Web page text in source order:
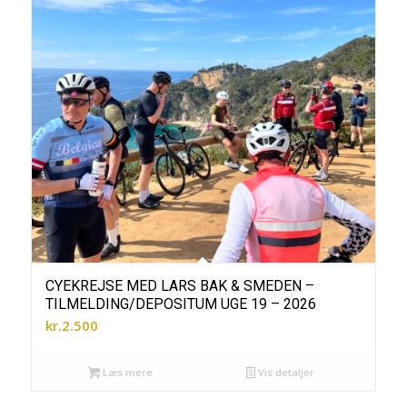
CYEKREJSE MED LARS BAK & SMEDEN –
TILMELDING/DEPOSITUM UGE 19 – 2026
kr.2.500
Læs mere Vis detaljer